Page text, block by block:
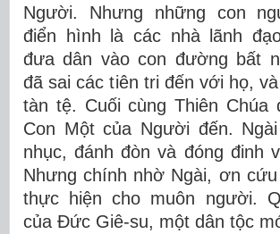
Người. Nhưng những con
điển hình là các nhà lãnh
đưa dân vào con đường bất
đã sai các tiên tri đến với họ,
tàn tệ. Cuối cùng Thiên Chúa
Con Một của Người đến.
nhục, đánh đòn và đóng đinh
Nhưng chính nhờ Ngài, ơn
thực hiện cho muôn người.
của Đức Giê-su, một dân tộc